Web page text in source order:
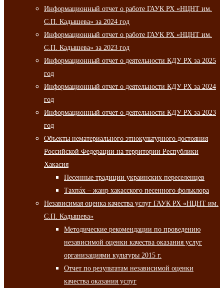
Информационный отчет о работе ГАУК РХ «НЦНТ им.
С.П. Кадышева» за 2024 год
Информационный отчет о работе ГАУК РХ «НЦНТ им.
С.П. Кадышева» за 2023 год
Информационный отчет о деятельности КДУ РХ за 2025
год
Информационный отчет о деятельности КДУ РХ за 2024
год
Информационный отчет о деятельности КДУ РХ за 2023
год
Объекты нематериального этнокультурного достояния
Российской Федерации на территории Республики
Хакасия
Песенные традиции украинских переселенцев
Тахпа́х – жанр хакасского песенного фольклора
Независимая оценка качества услуг ГАУК РХ «НЦНТ им.
С.П. Кадышева»
Методические рекомендации по проведению
независимой оценки качества оказания услуг
организациями культуры 2015 г.
Отчет по результатам независимой оценки
качества оказания услуг